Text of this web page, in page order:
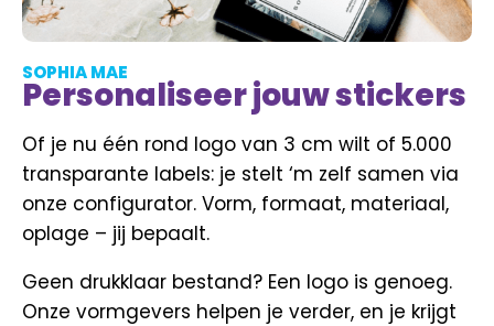
SOPHIA MAE
Personaliseer jouw stickers
Of je nu één rond logo van 3 cm wilt of 5.000
transparante labels: je stelt ‘m zelf samen via
onze configurator. Vorm, formaat, materiaal,
oplage – jij bepaalt.
Geen drukklaar bestand? Een logo is genoeg.
Onze vormgevers helpen je verder, en je krijgt